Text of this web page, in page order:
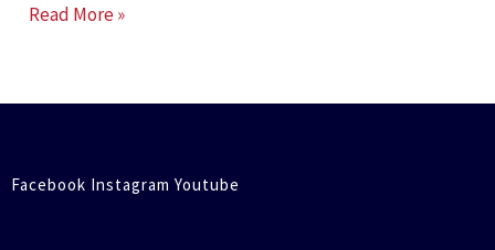
Read More »
Facebook Instagram Youtube